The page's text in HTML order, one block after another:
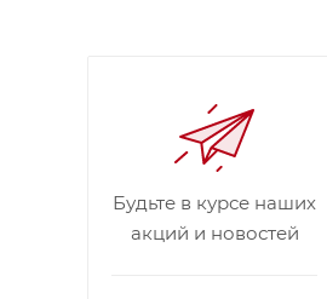
Будьте в курсе наших
акций и новостей